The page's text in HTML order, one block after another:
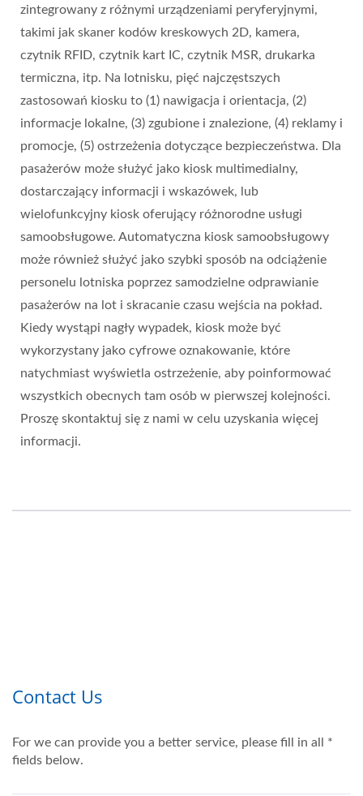
zintegrowany z różnymi urządzeniami peryferyjnymi,
takimi jak skaner kodów kreskowych 2D, kamera,
czytnik RFID, czytnik kart IC, czytnik MSR, drukarka
termiczna, itp. Na lotnisku, pięć najczęstszych
zastosowań kiosku to (1) nawigacja i orientacja, (2)
informacje lokalne, (3) zgubione i znalezione, (4) reklamy i
promocje, (5) ostrzeżenia dotyczące bezpieczeństwa. Dla
pasażerów może służyć jako kiosk multimedialny,
dostarczający informacji i wskazówek, lub
wielofunkcyjny kiosk oferujący różnorodne usługi
samoobsługowe. Automatyczna kiosk samoobsługowy
może również służyć jako szybki sposób na odciążenie
personelu lotniska poprzez samodzielne odprawianie
pasażerów na lot i skracanie czasu wejścia na pokład.
Kiedy wystąpi nagły wypadek, kiosk może być
wykorzystany jako cyfrowe oznakowanie, które
natychmiast wyświetla ostrzeżenie, aby poinformować
wszystkich obecnych tam osób w pierwszej kolejności.
Proszę skontaktuj się z nami w celu uzyskania więcej
informacji.